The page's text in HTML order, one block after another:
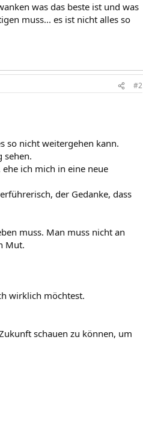
was das beste ist und was
muss... es ist nicht alles so
#2
so nicht weitergehen kann.
sehen.
ich mich in eine neue
der Gedanke, dass
muss. Man muss nicht an
Mut.
wirklich möchtest.
schauen zu können, um